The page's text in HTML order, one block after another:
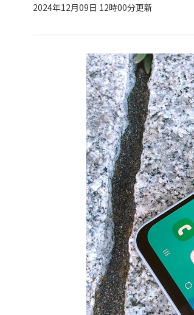
2024年12月09日 12時00分更新